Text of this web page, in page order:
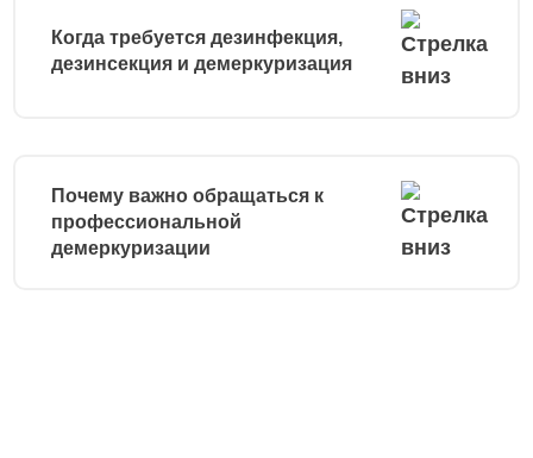
Когда требуется дезинфекция,
дезинсекция и демеркуризация
Почему важно обращаться к
профессиональной
демеркуризации